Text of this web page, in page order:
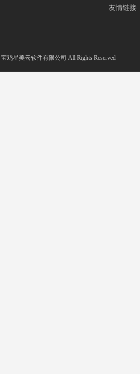
友情链接
宝鸡星美云软件有限公司 All Rights Reserved